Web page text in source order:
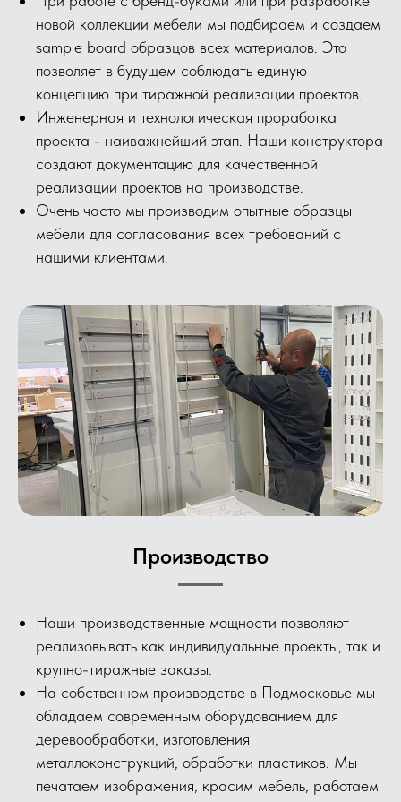
новой коллекции мебели мы подбираем и создаем
sample board образцов всех материалов. Это
позволяет в будущем соблюдать единую
концепцию при тиражной реализации проектов.
Инженерная и технологическая проработка
проекта - наиважнейший этап. Наши конструктора
создают документацию для качественной
реализации проектов на производстве.
Очень часто мы производим опытные образцы
мебели для согласования всех требований с
нашими клиентами.
Производство
Наши производственные мощности позволяют
реализовывать как индивидуальные проекты, так и
крупно-тиражные заказы.
На собственном производстве в Подмосковье мы
обладаем современным оборудованием для
деревообработки, изготовления
металлоконструкций, обработки пластиков. Мы
печатаем изображения, красим мебель, работаем